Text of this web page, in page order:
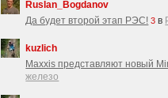
Ruslan_Bogdanov
Да будет второй этап РЭС! 3 в
kuzlich
Maxxis представляют новый
железо